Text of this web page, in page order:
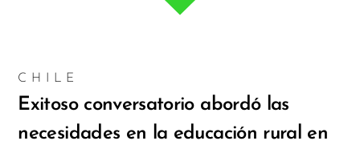
CHILE
Exitoso conversatorio abordó las
necesidades en la educación rural en